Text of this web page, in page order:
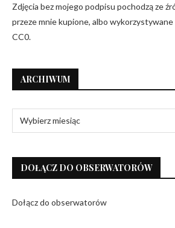
Zdjęcia bez mojego podpisu pochodzą ze
przeze mnie kupione, albo wykorzystywane
CC0.
ARCHIWUM
DOŁĄCZ DO OBSERWATORÓW
Dołącz do obserwatorów